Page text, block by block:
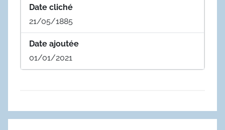
Date cliché
21/05/1885
Date ajoutée
01/01/2021